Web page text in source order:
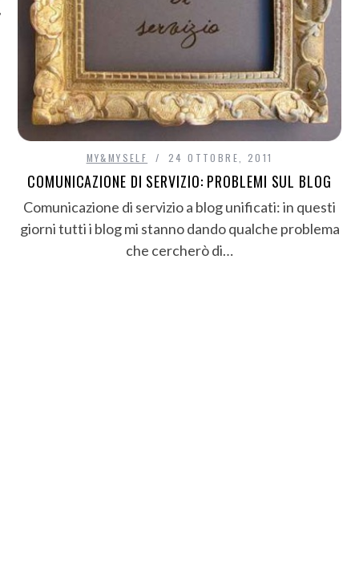
MY&MYSELF 24 OTTOBRE, 2011
COMUNICAZIONE DI SERVIZIO: PROBLEMI SUL BLOG
Comunicazione di servizio a blog unificati: in questi
giorni tutti i blog mi stanno dando qualche problema
che cercherò di…